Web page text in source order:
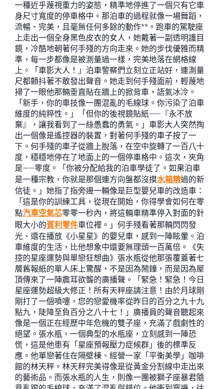
一種近乎蔑視重力的姿態，精準地停進了一個只有它車
身尺寸寬度的停車格中。那泊車的過程就像一場舞蹈，
流暢、完美，且毫無任何多餘的動作**。跑車的駕駛座
上走出一個全身黑色皮衣的女人，她戴著一副透明護目
鏡，冷酷地朝著何手殘的方向走來。她的步伐優雅而精
準，每一步都像是被測量過一樣，完美地落在網格線
上。「車影大人！」泊車警察們立刻立正站好，連測量
尺都顫抖著不敢發出聲音。她走到何手殘面前，輕蔑地
掃了一眼他那輛垂直貼在牆上的掀背車，語氣冰冷。
「新手，你的車技像一團混亂的毛線球。你污染了泊車
維度的純粹性。」「但你的後視鏡貼紙——『永不放
棄』，讓我看到了一絲愚蠢的勇氣。」車影大人突然掏
出一個像是遙控器的裝置，對著何手殘的車子按了一
下。何手殘的車子從牆上脫落，在空中旋轉了一百八十
度，穩穩地停在了地面上的一個停車格中。這次，夾角
是——零度。「你被分配給我的泊車學徒了。如果泊車
是一種宗教，你就是那個連方向盤都沒摸水箱精過的新
信徒。」她指了指旁邊一輛像是巨型嬰兒車的改造車：
「這是你的訓練工具，從現在開始，你得學會如何在零
點汽車空氣芯零零一秒內，將這輛車精準停入對面的針
眼大小的賓利零件車位裡。」何手殘看著那輛閃閃發
光、還在播放《小星星》的嬰兒車，感到一陣眩暈。泊
車維度的生活，比他想象中還要無理頭一百萬倍。《失
控的星座運勢與單戀狂想曲》張水瓶從他那張覆蓋著七
層舊報紙的單人床上驚醒，不是因為鬧鐘，而是因為屋
頂傳來了一陣震耳欲聾的廣播聲。「緊急！緊急！今日
星座運勢超級大修正！所有天秤座請注意！由於月球剛
剛打了一個噴嚏，您的戀愛機率從昨日的百分之九十九
點九，陡降至負百分之八十七！」廣播員的聲音聽起來
像是一個正在經歷中年危機的雙子座，充滿了戲劇性的
絕望。張水瓶，一個典型的水瓶座，立刻感到一陣恐
慌，這是他患有「星座預報壓力症候群」後的標準反
應。他單戀著住在隔壁棟、經營一家「平衡美學」咖啡
館的林天秤。林天秤完美得像是從黃金分割線中走出來
的藝術品。而張水瓶的人生，則像一團被獅子座暴君隨